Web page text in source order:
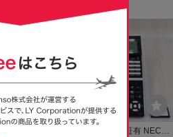
ドレス電話機 取扱説明書
Ω YH 6024 保証有 NEC A